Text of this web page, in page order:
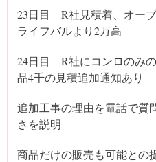
23日目 R社見積着、オー
ライフバルより2万高
24日目 R社にコンロのみ
品4千の見積追加通知あり
追加工事の理由を電話で質
さを説明
商品だけの販売も可能との